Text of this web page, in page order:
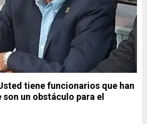
tiene funcionarios que han
un obstáculo para el